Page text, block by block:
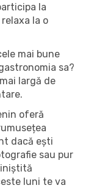
la
la o
mai bune
sa?
largă de
oferă
dacă ești
sau pur
luni te va